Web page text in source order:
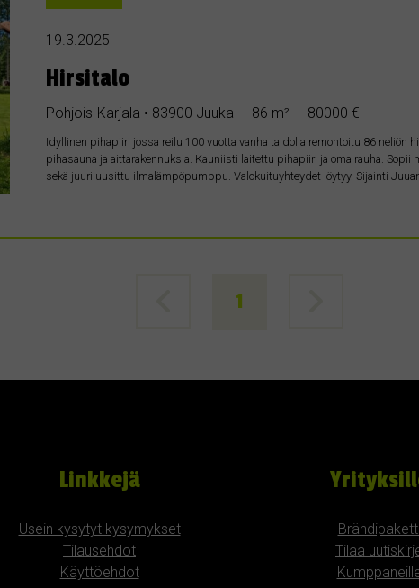
19.3.2025
Hirsitalo
Pohjois-Karjala • 83900 Juuka 86 m² 80000 €
Idyllinen pihapiiri jossa reilu 100 vuotta vanha taidolla remontoitu 86 neliön
pihasauna ja aittarakennuksia. Kauniisti laitettu pihapiiri ja oma rauha.
sekä juuri uusittu ilmalämpöpumppu. Valokuituyhteydet löytyy. Sijainti
1
Linkkejä
Usein kysytyt kysymykset
Tilausehdot
Käyttöehdot
Brändipaketti
Tilaa